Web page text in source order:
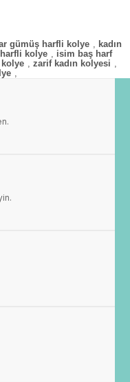
gümüş harfli kolye , kadın
kolye , isim baş harf
kolye , zarif kadın kolyesi ,
,